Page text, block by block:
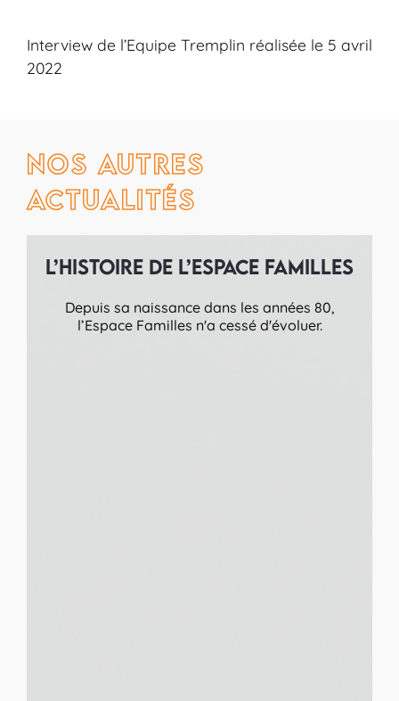
Interview de l’Equipe Tremplin réalisée le 5 avril
2022
Nos autres
actualités
L’histoire de l’Espace Familles
Depuis sa naissance dans les années 80,
l’Espace Familles n'a cessé d'évoluer.